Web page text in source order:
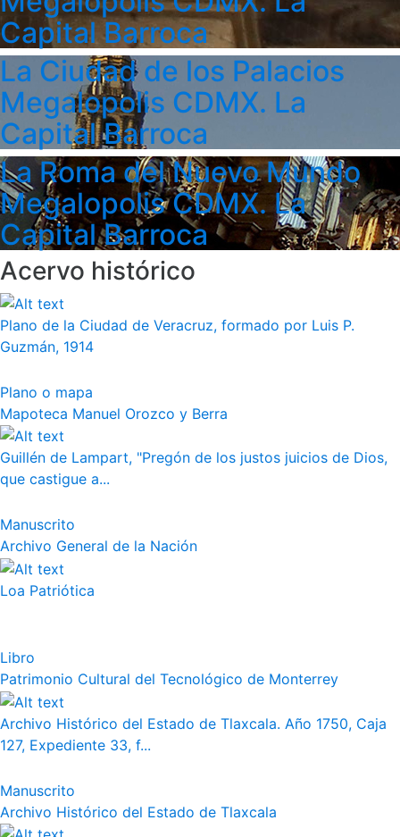
Capital Barroca
La Ciudad de los Palacios
Megalopolis CDMX. La
Capital Barroca
La Roma del Nuevo Mundo
Megalopolis CDMX. La
Capital Barroca
Acervo histórico
Plano de la Ciudad de Veracruz, formado por Luis P.
Guzmán, 1914
Plano o mapa
Mapoteca Manuel Orozco y Berra
Guillén de Lampart, "Pregón de los justos juicios de Dios,
que castigue a...
Manuscrito
Archivo General de la Nación
Loa Patriótica
Libro
Patrimonio Cultural del Tecnológico de Monterrey
Archivo Histórico del Estado de Tlaxcala. Año 1750, Caja
127, Expediente 33, f...
Manuscrito
Archivo Histórico del Estado de Tlaxcala